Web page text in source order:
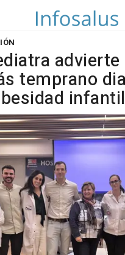
temprano
infantil